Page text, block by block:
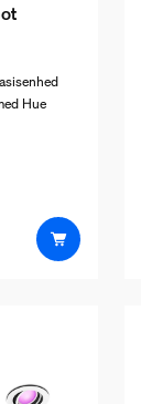
Hue
2.699,00 kr.